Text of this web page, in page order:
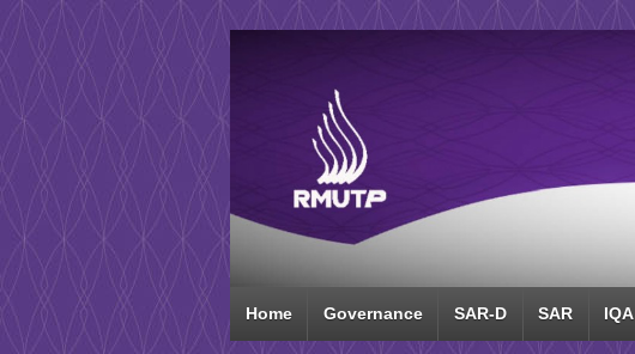
Home Governance SAR-D SAR IQA